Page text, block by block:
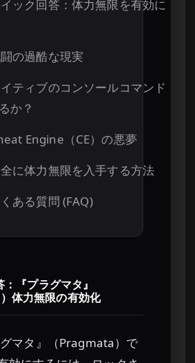
ック回答：体力無限を有効に
の過酷な現実
ティブのコンソールコマンド
か？
Engine（CE）の悪夢
に体力無限を入手する方法
ある質問 (FAQ)
『プラグマタ』
体力無限の有効化
マタ』（Pragmata）で